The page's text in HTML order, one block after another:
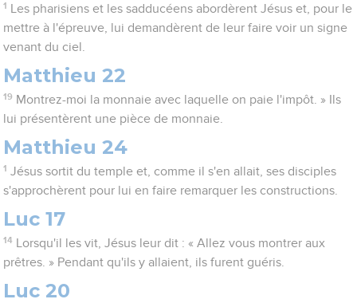
1
Les pharisiens et les sadducéens abordèrent Jésus et, pour le
mettre à l'épreuve, lui demandèrent de leur faire voir un signe
venant du ciel.
Matthieu 22
19 Montrez-moi la monnaie avec laquelle on paie l'impôt. » Ils
lui présentèrent une pièce de monnaie.
Matthieu 24
1 Jésus sortit du temple et, comme il s'en allait, ses disciples
s'approchèrent pour lui en faire remarquer les constructions.
Luc 17
14
Lorsqu'il les vit, Jésus leur dit : « Allez vous montrer aux
prêtres. » Pendant qu'ils y allaient, ils furent guéris.
Luc 20